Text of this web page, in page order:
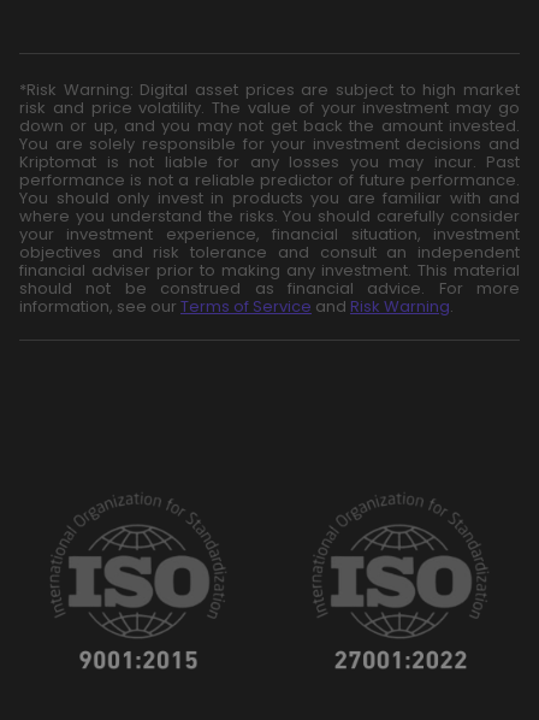
*Risk Warning: Digital asset prices are subject to high market
risk and price volatility. The value of your investment may go
down or up, and you may not get back the amount invested.
You are solely responsible for your investment decisions and
Kriptomat is not liable for any losses you may incur. Past
performance is not a reliable predictor of future performance.
You should only invest in products you are familiar with and
where you understand the risks. You should carefully consider
your investment experience, financial situation, investment
objectives and risk tolerance and consult an independent
financial adviser prior to making any investment. This material
should not be construed as financial advice. For more
information, see our Terms of Service and Risk Warning.